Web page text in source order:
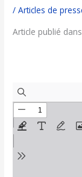
/Articles de
Article publié